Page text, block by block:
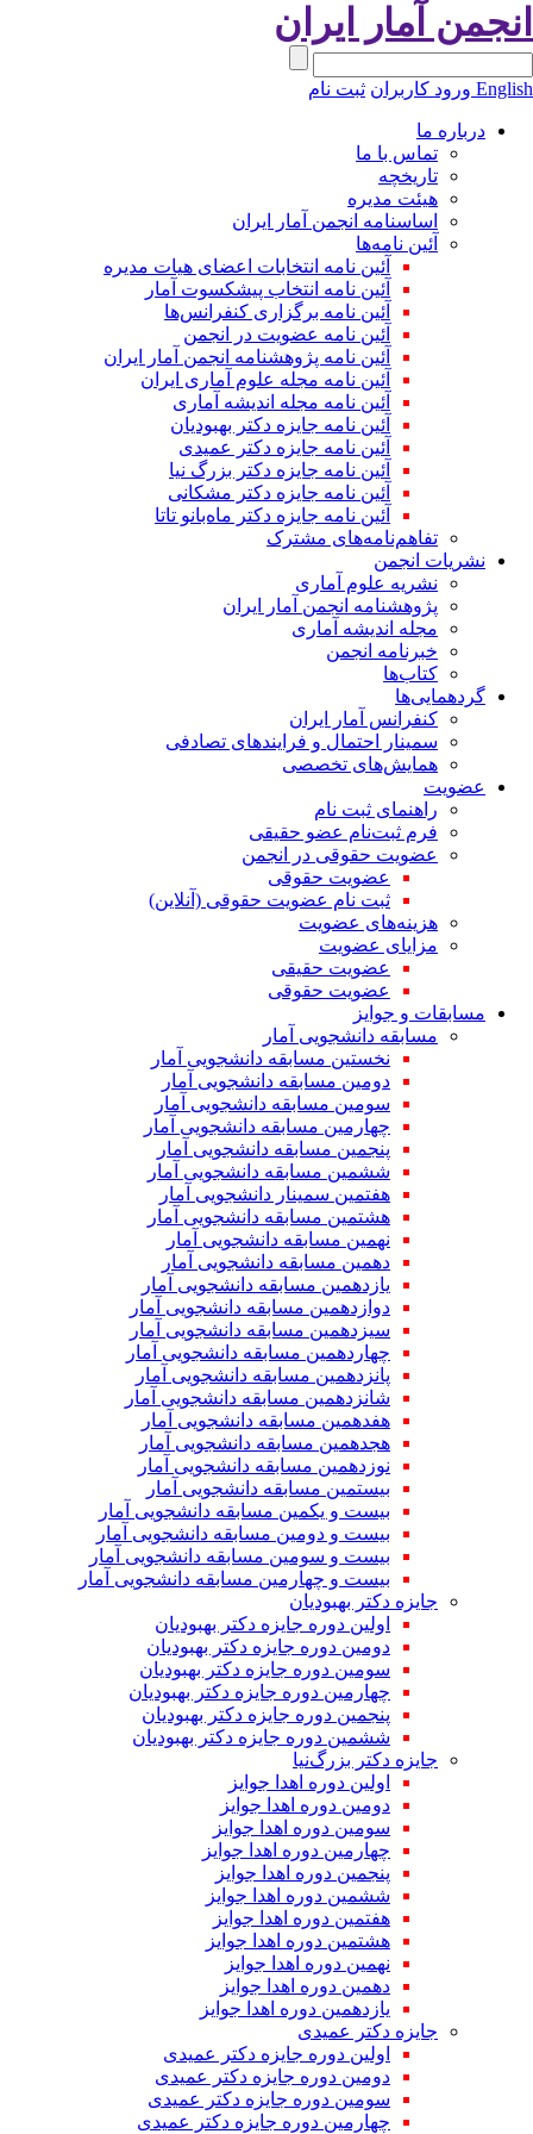
آمار ایران
ورود کاربران ثبت نام
درباره ما
تماس با ما
تاریخچه
هیئت مدیره
اساسنامه انجمن آمار ایران
آئین نامه‌ها
آئین نامه انتخابات اعضای هیات مدیره
آئین نامه انتخاب پیشکسوت آمار
آئین نامه برگزاری کنفرانس‌ها
آئین نامه عضویت در انجمن
آئین نامه پژوهشنامه انجمن آمار ایران
آئین نامه مجله علوم آماری ایران
آئین نامه مجله اندیشه آماری
آئین‌ نامه جایزه دکتر بهبودیان
آئین نامه جایزه دکتر عمیدی
آئین نامه جایزه دکتر بزرگ نیا
آئین نامه جایزه دکتر مشکانی
آئین نامه جایزه دکتر ماه‌بانو تاتا
تفاهم‌نامه‌های مشترک
نشریات انجمن
نشریه علوم آماری
پژوهشنامه انجمن آمار ایران
مجله اندیشه آماری
خبرنامه انجمن
کتاب‌ها
گردهمایی‌ها
کنفرانس آمار ایران
سمینار احتمال و فرایندهای تصادفی
همایش‌های تخصصی
عضویت
راهنمای ثبت نام
فرم ثبت‌نام عضو حقیقی
عضویت حقوقی در انجمن
عضویت حقوقی
ثبت نام عضویت حقوقی (آنلاین)
هزینه‌های عضویت
مزایای عضویت
عضویت حقیقی
عضویت حقوقی
مسابقات و جوایز
مسابقه دانشجویی آمار
نخستین مسابقه دانشجویی آمار
دومین مسابقه دانشجویی آمار
سومین مسابقه دانشجویی آمار
چهارمین مسابقه دانشجویی آمار
پنجمین مسابقه دانشجویی آمار
ششمین مسابقه دانشجویی آمار
هفتمین سمینار دانشجویی آمار
هشتمین مسابقه دانشجویی آمار
نهمین مسابقه دانشجویی آمار
دهمین مسابقه دانشجویی آمار
یازدهمین مسابقه دانشجویی آمار
دوازدهمین مسابقه دانشجویی آمار
سیزدهمین مسابقه دانشجویی آمار
چهاردهمین مسابقه دانشجویی آمار
پانزدهمین مسابقه دانشجویی آمار
شانزدهمین مسابقه دانشجویی آمار
هفدهمین مسابقه دانشجویی آمار
هجدهمین مسابقه دانشجویی آمار
نوزدهمین مسابقه دانشجویی آمار
بیستمین مسابقه دانشجویی آمار
بیست و یکمین مسابقه دانشجویی آمار
بیست و دومین مسابقه دانشجویی آمار
بیست و سومین مسابقه دانشجویی آمار
بیست و چهارمین مسابقه دانشجویی آمار
جایزه دکتر بهبودیان
اولین دوره جایزه دکتر بهبودیان
دومین دوره جایزه دکتر بهبودیان
سومین دوره جایزه دکتر بهبودیان
چهارمین دوره جایزه دکتر بهبودیان
پنجمین دوره جایزه دکتر بهبودیان
ششمین دوره جایزه دکتر بهبودیان
جایزه دکتر بزرگ‌نیا
اولین دوره اهدا جوایز
دومین دوره اهدا جوایز
سومین دوره اهدا جوایز
چهارمین دوره اهدا جوایز
پنجمین دوره اهدا جوایز
ششمین دوره اهدا جوایز
هفتمین دوره اهدا جوایز
هشتمین دوره اهدا جوایز
نهمین دوره اهدا جوایز
دهمین دوره اهدا جوایز
یازدهمین دوره اهدا جوایز
جایزه دکتر عمیدی
اولین دوره جایزه دکتر عمیدی
دومین دوره جایزه دکتر عمیدی
سومین دوره جایزه دکتر عمیدی
چهارمین دوره جایزه دکتر عمیدی